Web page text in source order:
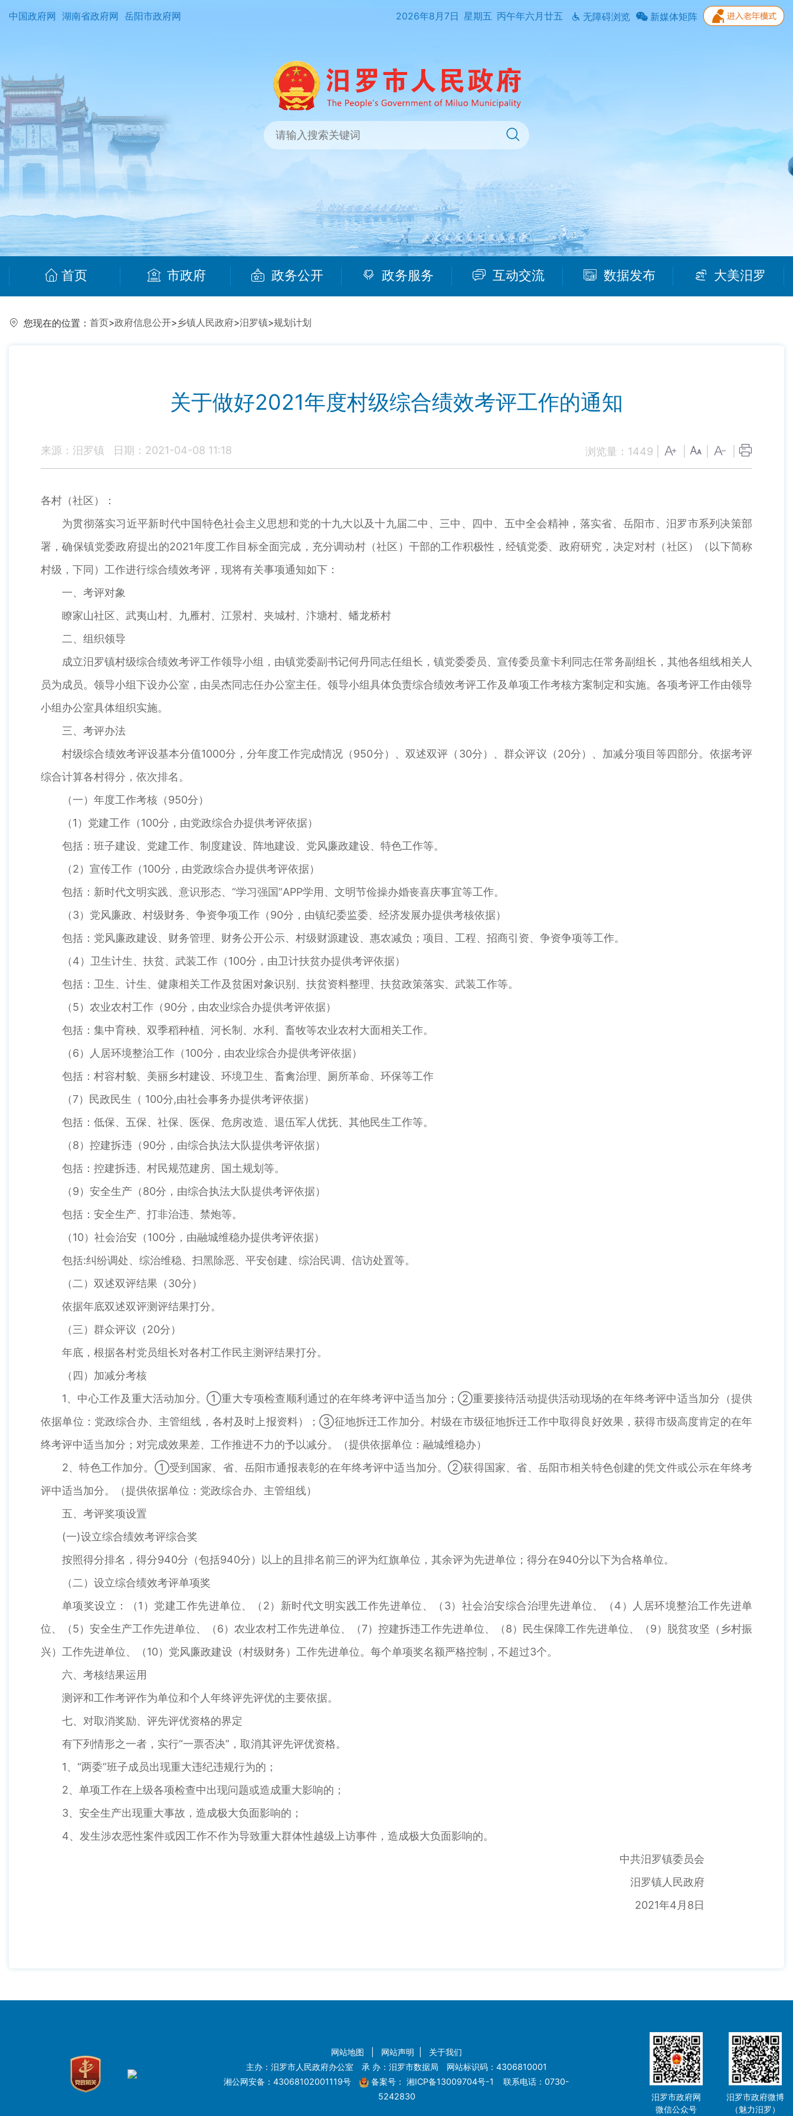
中国政府网 湖南省政府网 岳阳市政府网 2026年8月7日 星期五 丙午年六月廿五 无障碍浏览 新媒体矩阵
首页 市政府 政务公开 政务服务 互动交流 数据发布 大美汨罗
您现在的位置： 首页>政府信息公开>乡镇人民政府>汨罗镇>规划计划
关于做好2021年度村级综合绩效考评工作的通知
来源：汨罗镇 日期：2021-04-08 11:18 浏览量： 1449
各村（社区）：
为贯彻落实习近平新时代中国特色社会主义思想和党的十九大以及十九届二中、三中、四中、五中全会精神，落实省、岳阳市、汨罗市系列决策部
署，确保镇党委政府提出的2021年度工作目标全面完成，充分调动村（社区）干部的工作积极性，经镇党委、政府研究，决定对村（社区）（以下简称
村级，下同）工作进行综合绩效考评，现将有关事项通知如下：
一、考评对象
瞭家山社区、武夷山村、九雁村、江景村、夹城村、汴塘村、蟠龙桥村
二、组织领导
成立汨罗镇村级综合绩效考评工作领导小组，由镇党委副书记何丹同志任组长，镇党委委员、宣传委员童卡利同志任常务副组长，其他各组线相关人
员为成员。领导小组下设办公室，由吴杰同志任办公室主任。领导小组具体负责综合绩效考评工作及单项工作考核方案制定和实施。各项考评工作由领导
小组办公室具体组织实施。
三、考评办法
村级综合绩效考评设基本分值1000分，分年度工作完成情况（950分）、双述双评（30分）、群众评议（20分）、加减分项目等四部分。依据考评
综合计算各村得分，依次排名。
（一）年度工作考核（950分）
（1）党建工作（100分，由党政综合办提供考评依据）
包括：班子建设、党建工作、制度建设、阵地建设、党风廉政建设、特色工作等。
（2）宣传工作（100分，由党政综合办提供考评依据）
包括：新时代文明实践、意识形态、“学习强国”APP学用、文明节俭操办婚丧喜庆事宜等工作。
（3）党风廉政、村级财务、争资争项工作（90分，由镇纪委监委、经济发展办提供考核依据）
包括：党风廉政建设、财务管理、财务公开公示、村级财源建设、惠农减负；项目、工程、招商引资、争资争项等工作。
（4）卫生计生、扶贫、武装工作（100分，由卫计扶贫办提供考评依据）
包括：卫生、计生、健康相关工作及贫困对象识别、扶贫资料整理、扶贫政策落实、武装工作等。
（5）农业农村工作（90分，由农业综合办提供考评依据）
包括：集中育秧、双季稻种植、河长制、水利、畜牧等农业农村大面相关工作。
（6）人居环境整治工作（100分，由农业综合办提供考评依据）
包括：村容村貌、美丽乡村建设、环境卫生、畜禽治理、厕所革命、环保等工作
（7）民政民生（ 100分,由社会事务办提供考评依据）
包括：低保、五保、社保、医保、危房改造、退伍军人优抚、其他民生工作等。
（8）控建拆违（90分，由综合执法大队提供考评依据）
包括：控建拆违、村民规范建房、国土规划等。
（9）安全生产（80分，由综合执法大队提供考评依据）
包括：安全生产、打非治违、禁炮等。
（10）社会治安（100分，由融城维稳办提供考评依据）
包括:纠纷调处、综治维稳、扫黑除恶、平安创建、综治民调、信访处置等。
（二）双述双评结果（30分）
依据年底双述双评测评结果打分。
（三）群众评议（20分）
年底，根据各村党员组长对各村工作民主测评结果打分。
（四）加减分考核
1、中心工作及重大活动加分。①重大专项检查顺利通过的在年终考评中适当加分；②重要接待活动提供活动现场的在年终考评中适当加分（提供
依据单位：党政综合办、主管组线，各村及时上报资料）；③征地拆迁工作加分。村级在市级征地拆迁工作中取得良好效果，获得市级高度肯定的在年
终考评中适当加分；对完成效果差、工作推进不力的予以减分。（提供依据单位：融城维稳办）
2、特色工作加分。①受到国家、省、岳阳市通报表彰的在年终考评中适当加分。②获得国家、省、岳阳市相关特色创建的凭文件或公示在年终考
评中适当加分。（提供依据单位：党政综合办、主管组线）
五、考评奖项设置
(一)设立综合绩效考评综合奖
按照得分排名，得分940分（包括940分）以上的且排名前三的评为红旗单位，其余评为先进单位；得分在940分以下为合格单位。
（二）设立综合绩效考评单项奖
单项奖设立：（1）党建工作先进单位、（2）新时代文明实践工作先进单位、（3）社会治安综合治理先进单位、（4）人居环境整治工作先进单
位、（5）安全生产工作先进单位、（6）农业农村工作先进单位、（7）控建拆违工作先进单位、（8）民生保障工作先进单位、（9）脱贫攻坚（乡村振
兴）工作先进单位、（10）党风廉政建设（村级财务）工作先进单位。每个单项奖名额严格控制，不超过3个。
六、考核结果运用
测评和工作考评作为单位和个人年终评先评优的主要依据。
七、对取消奖励、评先评优资格的界定
有下列情形之一者，实行“一票否决”，取消其评先评优资格。
1、“两委”班子成员出现重大违纪违规行为的；
2、单项工作在上级各项检查中出现问题或造成重大影响的；
3、安全生产出现重大事故，造成极大负面影响的；
4、发生涉农恶性案件或因工作不作为导致重大群体性越级上访事件，造成极大负面影响的。
中共汨罗镇委员会
汨罗镇人民政府
2021年4月8日
网站地图 网站声明
关于我们
主办：汨罗市人民政府办公室 承 办：汨罗市数据局 网站标识码：4306810001
湘公网安备：43068102001119号
备案号： 湘ICP备13009704号-1
联系电话：0730-
5242830
汨罗市政府网
微信公众号
汨罗市政府微博
（魅力汨罗）